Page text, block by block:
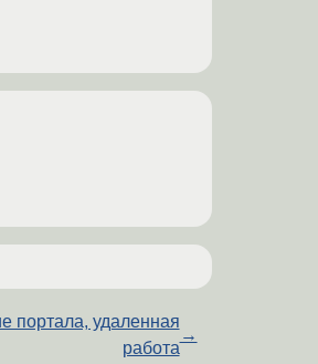
портала, удаленная
работа
→